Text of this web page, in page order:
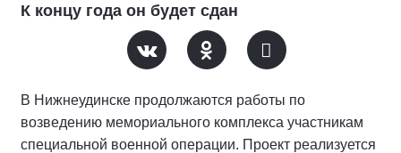
К концу года он будет сдан
В Нижнеудинске продолжаются работы по
возведению мемориального комплекса участникам
специальной военной операции. Проект реализуется